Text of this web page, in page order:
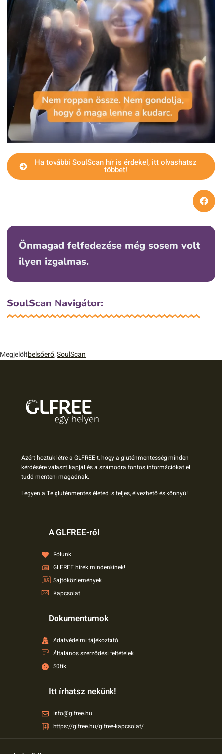
Ha további SoulScan hír is érdekel, itt olvashatsz
többet!
Önmagad felfedezése még sosem volt
ilyen izgalmas.
SoulScan Navigátor:
Megjelöltbelsőerő,SoulScan
Azért hoztuk létre a GLFREE-t, hogy a gluténmentesség minden
kérdésére választ kapjál és a számodra fontos információkat el
tudd menteni magadnak.
Legyen a Te gluténmentes életed is teljes, élvezhető és könnyű!
A GLFREE-ről
Rólunk
GLFREE hírek mindenkinek!
Sajtóközlemények
Kapcsolat
Dokumentumok
Adatvédelmi tájékoztató
Általános szerződési feltételek
Sütik
Itt írhatsz nekünk!
info@glfree.hu
https://glfree.hu/glfree-kapcsolat/